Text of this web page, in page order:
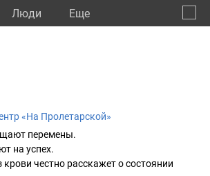
Люди Eще
«На Пролетарской»
перемены.
на успех.
честно расскажет о состоянии